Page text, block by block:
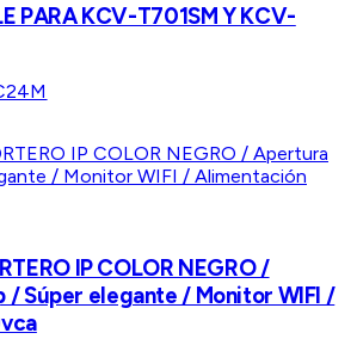
PARA KCV-T701SM Y KCV-
IP COLOR NEGRO /
/ Súper elegante / Monitor WIFI /